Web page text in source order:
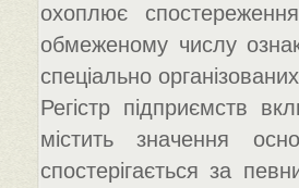
охоплює
обмеженому числу
спеціально
Регістр підприємств
містить значення
спостерігається за